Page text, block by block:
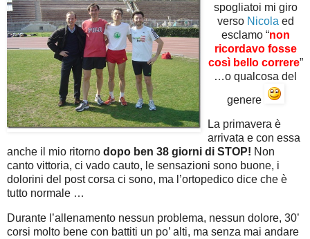
spogliatoi mi giro
verso Nicola ed
esclamo “non
ricordavo fosse
così bello correre”
…o qualcosa del
genere
La primavera è
arrivata e con essa
anche il mio ritorno dopo ben 38 giorni di STOP! Non
canto vittoria, ci vado cauto, le sensazioni sono buone, i
dolorini del post corsa ci sono, ma l’ortopedico dice che è
tutto normale …
Durante l’allenamento nessun problema, nessun dolore, 30’
corsi molto bene con battiti un po’ alti, ma senza mai andare